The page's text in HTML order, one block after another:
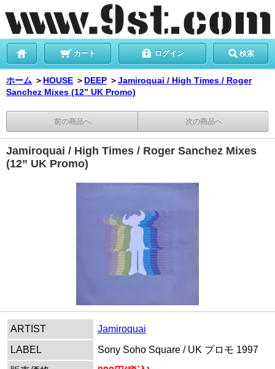
カート ログイン 検索
ホーム ＞ HOUSE ＞ DEEP ＞Jamiroquai / High Times / Roger
Sanchez Mixes (12” UK Promo)
前の商品へ 次の商品へ
Jamiroquai / High Times / Roger Sanchez Mixes
(12” UK Promo)
ARTIST
Jamiroquai
LABEL
Sony Soho Square / UK プロモ 1997